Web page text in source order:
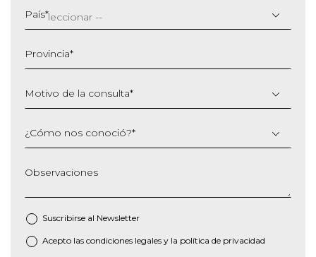
barra
MM
AAAA
País*
Provincia*
Motivo de la consulta*
¿Cómo nos conoció?*
Observaciones
Suscribirse al Newsletter
* Acepto las condiciones legales y la política de privacidad